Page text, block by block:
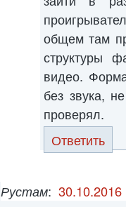
общем там
структуры
видео.
без звука,
проверял.
Ответить
Рустам: 30.10.2016